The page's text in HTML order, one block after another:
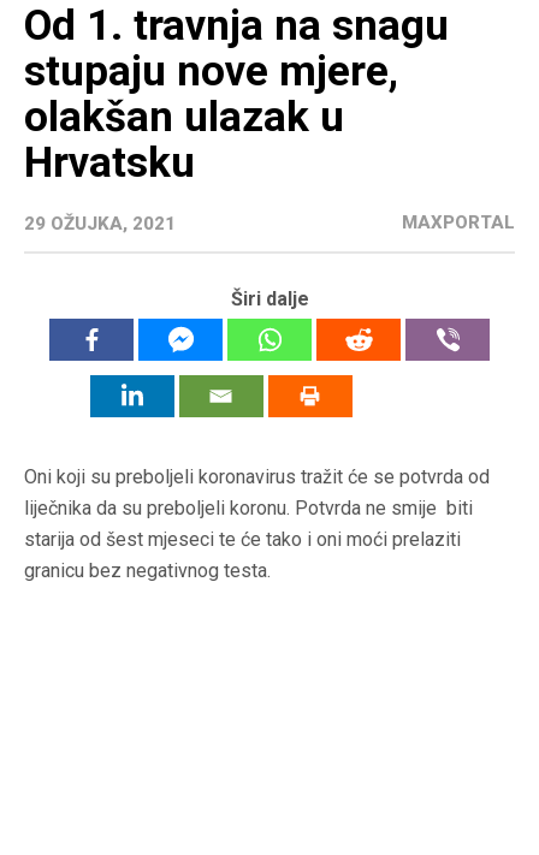
Od 1. travnja na snagu
stupaju nove mjere,
olakšan ulazak u
Hrvatsku
29 OŽUJKA, 2021 MAXPORTAL
Širi dalje
Oni koji su preboljeli koronavirus tražit će se potvrda od
liječnika da su preboljeli koronu. Potvrda ne smije biti
starija od šest mjeseci te će tako i oni moći prelaziti
granicu bez negativnog testa.